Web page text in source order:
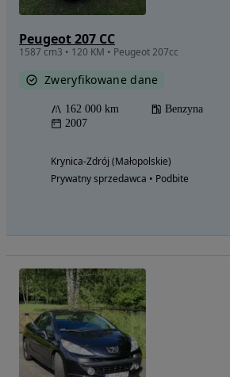
Peugeot 207 CC
1587 cm3 • 120 KM • Peugeot 207cc
Zweryfikowane dane
162 000 km Benzyna
2007
Krynica-Zdrój (Małopolskie)
Prywatny sprzedawca • Podbite